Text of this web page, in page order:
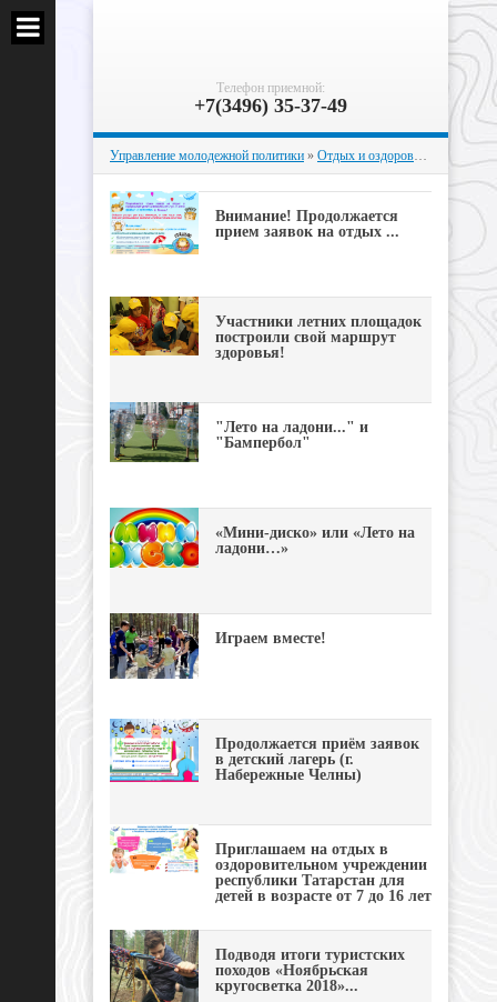
Телефон приемной:
+7(3496) 35-37-49
Управление молодежной политики » Отдых и оздоровление
Внимание! Продолжается
прием заявок на отдых ...
Участники летних площадок
построили свой маршрут
здоровья!
"Лето на ладони..." и
"Бампербол"
«Мини-диско» или «Лето на
ладони…»
Играем вместе!
Продолжается приём заявок
в детский лагерь (г.
Набережные Челны)
Приглашаем на отдых в
оздоровительном учреждении
республики Татарстан для
детей в возрасте от 7 до 16 лет
Подводя итоги туристских
походов «Ноябрьская
кругосветка 2018»...